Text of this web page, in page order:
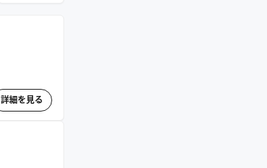
詳細を見る